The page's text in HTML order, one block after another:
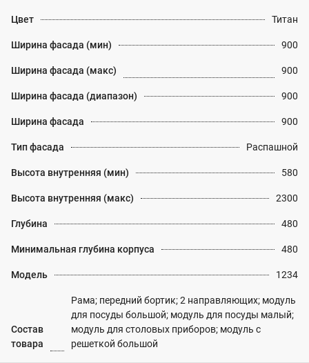
Цвет Титан
Ширина фасада (мин) 900
Ширина фасада (макс) 900
Ширина фасада (диапазон) 900
Ширина фасада 900
Тип фасада Распашной
Высота внутренняя (мин) 580
Высота внутренняя (макс) 2300
Глубина 480
Минимальная глубина корпуса 480
Модель 1234
Состав
товара
Рама; передний бортик; 2 направляющих; модуль
для посуды большой; модуль для посуды малый;
модуль для столовых приборов; модуль с
решеткой большой